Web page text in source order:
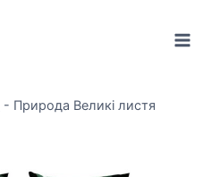
- Природа Великі листя